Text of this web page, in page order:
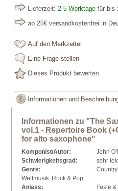
Lieferzeit: 2-5 Werktage für bis
ab 25€ versandkostenfrei in
Auf den Merkzettel
Eine Frage stellen
Dieses Produkt bewerten
Informationen und
Informationen zu "The
vol.1 - Repertoire Book
for alto saxophone"
Komponist/Autor:
John
Schwierigkeitsgrad:
sehr
Genre:
Weltmusik  Rock & Pop
Anlass:
Feste &